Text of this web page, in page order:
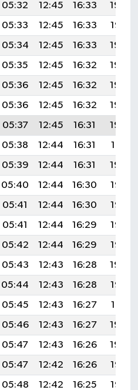
05:32 12:45 16:33
19:48
05:33 12:45 16:33
19:47
05:34 12:45 16:33
19:46
05:35 12:45 16:32
19:45
05:36 12:45 16:32
19:44
05:36 12:45 16:32
19:43
05:37 12:45 16:31
19:42
05:38 12:44 16:31
19:41
05:39 12:44 16:31
19:40
05:40 12:44 16:30
19:38
05:41 12:44 16:30
19:37
05:41 12:44 16:29
19:36
05:42 12:44 16:29
19:35
05:43 12:43 16:28
19:34
05:44 12:43 16:28
19:32
05:45 12:43 16:27
19:31
05:46 12:43 16:27
19:30
05:47 12:43 16:26
19:29
05:47 12:42 16:26
19:27
05:48 12:42 16:25
19:26